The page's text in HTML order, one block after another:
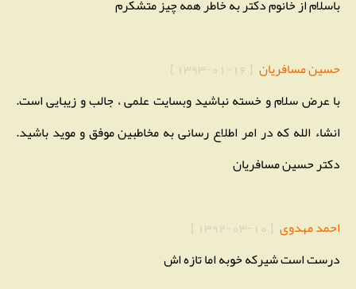
باسلام از خانوم دکتر به خاطر همه چیز متشکرم
حسین مسافریان [
1393-01-16
]
با عرض سلام و خسته نباشید وبسایت علمی ، جالب و زیبایی است.
انشاء الله که در امر اطلاع رسانی به مخاطبین موفق و موید باشید.
دکتر حسین مسافریان
احمد مهدوی [
1392-03-10
]
درست است شیرکه خوبه اما تازه اش